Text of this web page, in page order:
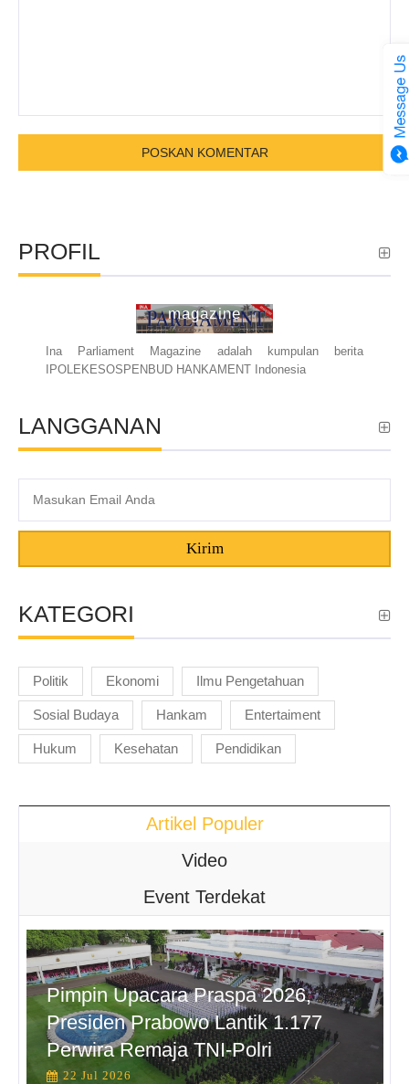
PROFIL
magazine
Ina Parliament Magazine adalah kumpulan berita
IPOLEKESOSPENBUD HANKAMENT Indonesia
LANGGANAN
Kirim
KATEGORI
Politik Ekonomi Ilmu Pengetahuan
Sosial Budaya Hankam Entertaiment
Hukum Kesehatan Pendidikan
Artikel Populer
Video
Event Terdekat
Pimpin Upacara Praspa 2026,
Presiden Prabowo Lantik 1.177
Perwira Remaja TNI-Polri
22 Jul 2026